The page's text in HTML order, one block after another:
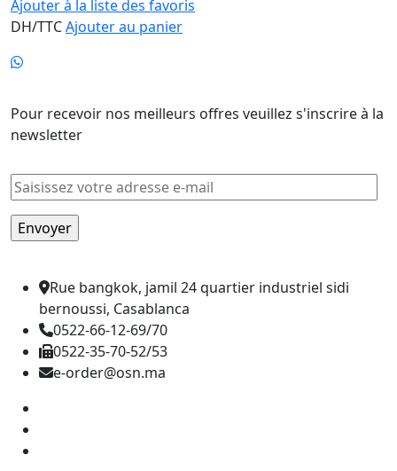
Ajouter à la liste des favoris
DH/TTCAjouter au panier
Pour recevoir nos meilleurs offres veuillez s'inscrire à la
newsletter
Rue bangkok, jamil 24 quartier industriel sidi
bernoussi, Casablanca
0522-66-12-69/70
0522-35-70-52/53
e-order@osn.ma